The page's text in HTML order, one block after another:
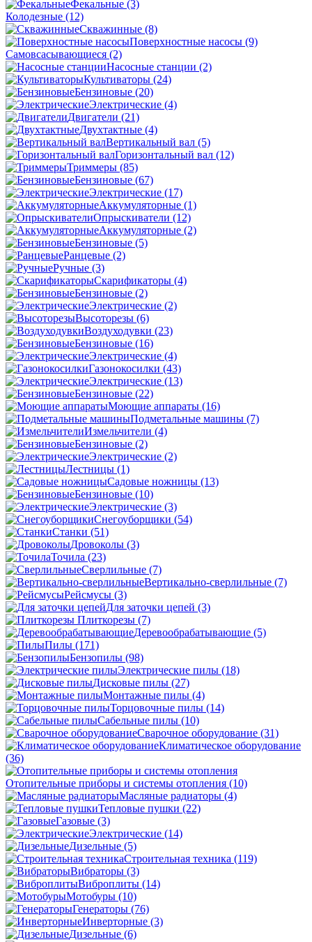
Фекальные (3)
Колодезные (12)
Скважинные (8)
Поверхностные насосы (9)
Самовсасывающиеся (2)
Насосные станции (2)
Культиваторы (24)
Бензиновые (20)
Электрические (4)
Двигатели (21)
Двухтактные (4)
Вертикальный вал (5)
Горизонтальный вал (12)
Триммеры (85)
Бензиновые (67)
Электрические (17)
Аккумуляторные (1)
Опрыскиватели (12)
Аккумуляторные (2)
Бензиновые (5)
Ранцевые (2)
Ручные (3)
Скарификаторы (4)
Бензиновые (2)
Электрические (2)
Высоторезы (6)
Воздуходувки (23)
Бензиновые (16)
Электрические (4)
Газонокосилки (43)
Электрические (13)
Бензиновые (22)
Моющие аппараты (16)
Подметальные машины (7)
Измельчители (4)
Бензиновые (2)
Электрические (2)
Лестницы (1)
Садовые ножницы (13)
Бензиновые (10)
Электрические (3)
Снегоуборщики (54)
Станки (51)
Дровоколы (3)
Точила (23)
Сверлильные (7)
Вертикально-сверлильные (7)
Рейсмусы (3)
Для заточки цепей (3)
Плиткорезы (7)
Деревообрабатывающие (5)
Пилы (171)
Бензопилы (98)
Электрические пилы (18)
Дисковые пилы (27)
Монтажные пилы (4)
Торцовочные пилы (14)
Сабельные пилы (10)
Сварочное оборудование (31)
Климатическое оборудование
(36)
Отопительные приборы и системы отопления (10)
Масляные радиаторы (4)
Тепловые пушки (22)
Газовые (3)
Электрические (14)
Дизельные (5)
Строительная техника (119)
Вибраторы (3)
Виброплиты (14)
Мотобуры (10)
Генераторы (76)
Инверторные (3)
Дизельные (6)